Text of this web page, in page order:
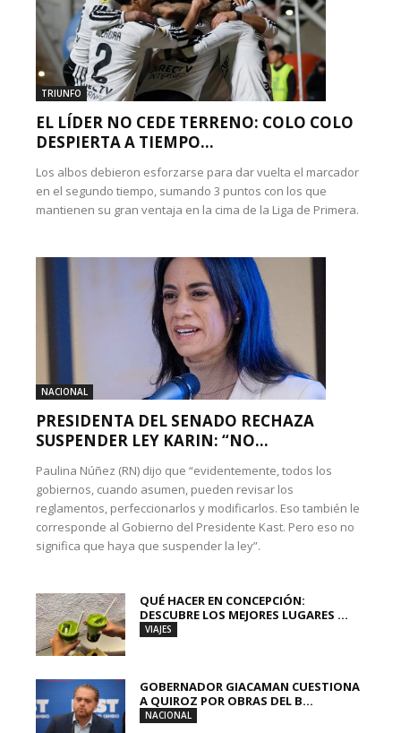
TRIUNFO
EL LÍDER NO CEDE TERRENO: COLO COLO
DESPIERTA A TIEMPO...
Los albos debieron esforzarse para dar vuelta el marcador
en el segundo tiempo, sumando 3 puntos con los que
mantienen su gran ventaja en la cima de la Liga de Primera.
NACIONAL
PRESIDENTA DEL SENADO RECHAZA
SUSPENDER LEY KARIN: “NO...
Paulina Núñez (RN) dijo que “evidentemente, todos los
gobiernos, cuando asumen, pueden revisar los
reglamentos, perfeccionarlos y modificarlos. Eso también le
corresponde al Gobierno del Presidente Kast. Pero eso no
significa que haya que suspender la ley”.
QUÉ HACER EN CONCEPCIÓN:
DESCUBRE LOS MEJORES LUGARES ...
VIAJES
GOBERNADOR GIACAMAN CUESTIONA
A QUIROZ POR OBRAS DEL B...
NACIONAL